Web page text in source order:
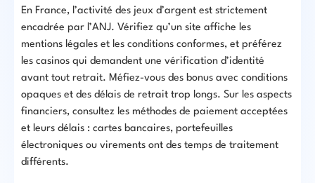
En France, l’activité des jeux d’argent est strictement
encadrée par l’ANJ. Vérifiez qu’un site affiche les
mentions légales et les conditions conformes, et préférez
les casinos qui demandent une vérification d’identité
avant tout retrait. Méfiez-vous des bonus avec conditions
opaques et des délais de retrait trop longs. Sur les aspects
financiers, consultez les méthodes de paiement acceptées
et leurs délais : cartes bancaires, portefeuilles
électroniques ou virements ont des temps de traitement
différents.